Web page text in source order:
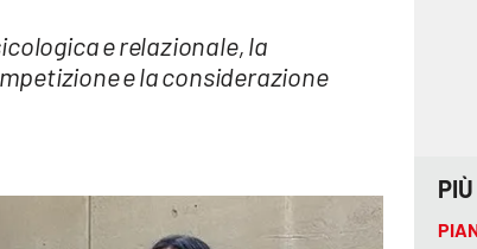
e relazionale, la
e la considerazione